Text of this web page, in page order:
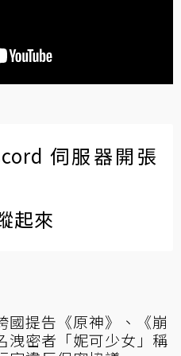
伺服器開張
起來
國提告《原神》、《崩
洩密者「妮可少女」稱